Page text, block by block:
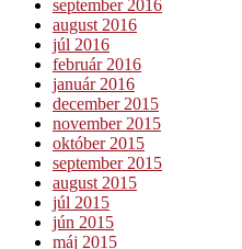
september 2016
august 2016
júl 2016
február 2016
január 2016
december 2015
november 2015
október 2015
september 2015
august 2015
júl 2015
jún 2015
máj 2015